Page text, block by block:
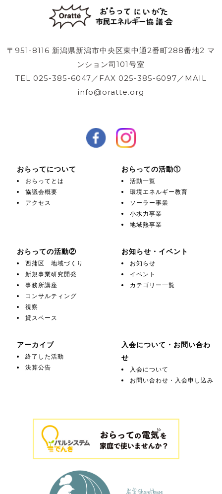
〒951-8116 新潟県新潟市中央区東中通2番町288番地2 マ
ンション司101号室
TEL 025-385-6047／FAX 025-385-6097／MAIL
info@oratte.org
おらってについて
おらってとは
協議会概要
アクセス
おらっての活動①
活動一覧
環境エネルギー教育
ソーラー事業
小水力事業
地域熱事業
おらっての活動②
西蒲区 地域づくり
新規事業研究開発
事務所講座
コンサルティング
視察
貸スペース
お知らせ・イベント
お知らせ
イベント
カテゴリー一覧
アーカイブ
終了した活動
決算公告
入会について・お問い合わ
せ
入会について
お問い合わせ・入会申し込み